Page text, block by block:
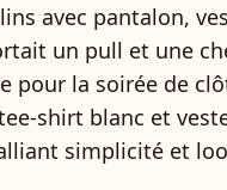
avec pantalon,
un pull et une
pour la soirée de
shirt blanc et
simplicité et